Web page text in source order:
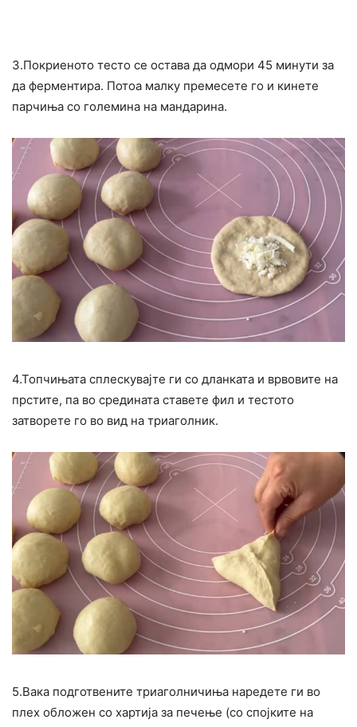
3.Покриеното тесто се остава да одмори 45 минути за
да ферментира. Потоа малку премесете го и кинете
парчиња со големина на мандарина.
4.Топчињата сплескувајте ги со дланката и врвовите на
прстите, па во средината ставете фил и тестото
затворете го во вид на триаголник.
5.Вака подготвените триаголничиња наредете ги во
плех обложен со хартија за печење (со спојките на